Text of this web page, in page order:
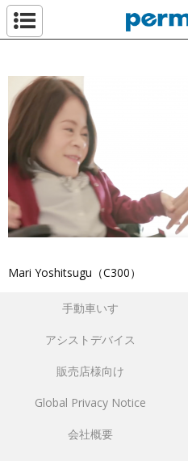
Mari Yoshitsugu（C300）
手動車いす
アシストデバイス
販売店様向け
Global Privacy Notice
会社概要